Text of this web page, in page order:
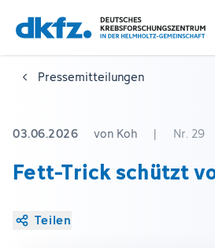
Zum
Hauptinhalt
springen
Zur
Fußzeile
springen
Pressemitteilungen
03.06.2026 von Koh | Nr. 29
Fett-Trick schützt
Teilen